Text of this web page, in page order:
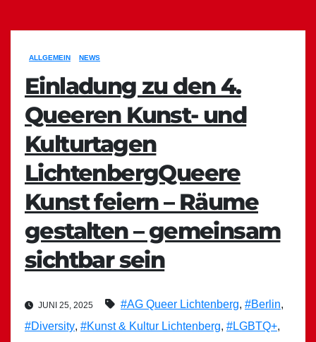
ALLGEMEIN NEWS
Einladung zu den 4.
Queeren Kunst- und
Kulturtagen
LichtenbergQueere
Kunst feiern – Räume
gestalten – gemeinsam
sichtbar sein
JUNI 25, 2025 #AG Queer Lichtenberg, #Berlin,
#Diversity, #Kunst & Kultur Lichtenberg, #LGBTQ+,